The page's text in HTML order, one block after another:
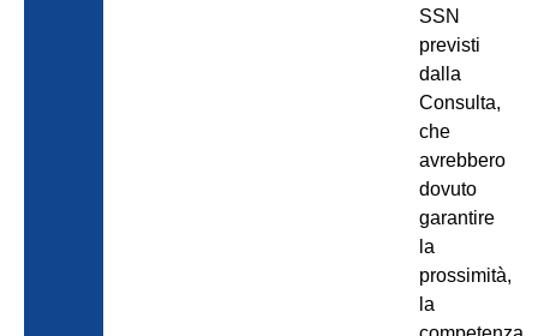
SSN
previsti
dalla
Consulta,
che
avrebbero
dovuto
garantire
la
prossimità,
la